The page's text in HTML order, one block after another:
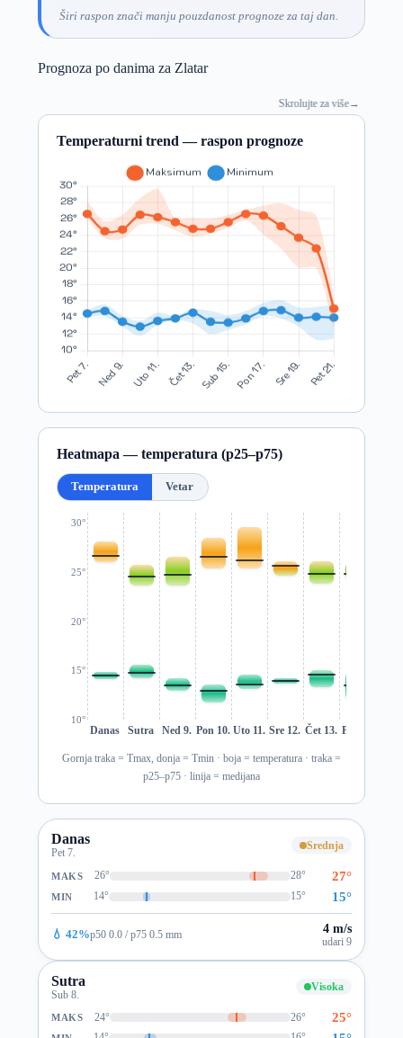
Širi raspon znači manju pouzdanost prognoze za taj dan.
Prognoza po danima za Zlatar
Skrolujte za više→
Temperaturni trend — raspon prognoze
Heatmapa — temperatura (p25–p75)
Temperatura Vetar
10°
15°
20°
25°
30°
Danas Sutra Ned 9. Pon 10. Uto 11. Sre 12. Čet 13. Pet 14.
Gornja traka = Tmax, donja = Tmin · boja = temperatura · traka =
p25–p75 · linija = medijana
Danas
Pet 7.
Srednja
MAKS 26° 28° 27°
MIN 14° 15° 15°
💧 42%p50 0.0 / p75 0.5 mm 4 m/s
udari 9
Sutra
Sub 8.
Visoka
MAKS 24° 26° 25°